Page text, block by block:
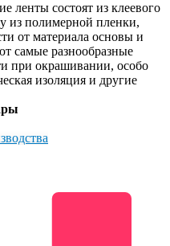
ленты состоят из клеевого
из полимерной пленки,
от материала основы и
самые разнообразные
при окрашивании, особо
изоляция и другие